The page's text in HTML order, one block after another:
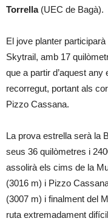
Torrella(UEC de Bagà).
El jove planter participarà
Skytrail, amb 17
que a partir d’aquest
recorregut, portant als
Pizzo Cassana.
La prova estrella serà la
seus 36 quilòmetres i
assolirà els cims de la
(3016 m) i Pizzo
(3007 m) i finalment del
ruta extremadament